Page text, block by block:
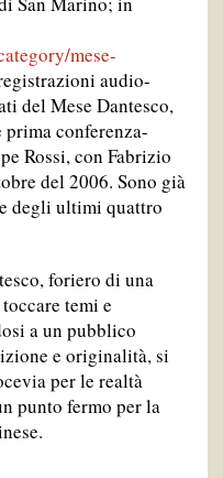
mese-
audio-
del Mese Dantesco,
conferenza-
Rossi, con Fabrizio
del 2006. Sono già
degli ultimi quattro
foriero di una
temi e
a un pubblico
e originalità, si
per le realtà
punto fermo per la